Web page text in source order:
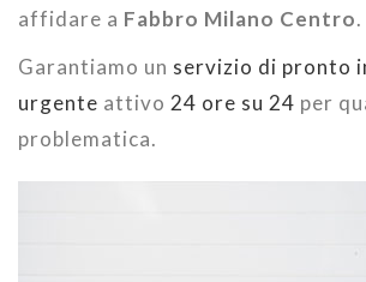
affidare a Fabbro Milano Centro.
Garantiamo un servizio di pronto
urgente attivo 24 ore su 24 per
problematica.